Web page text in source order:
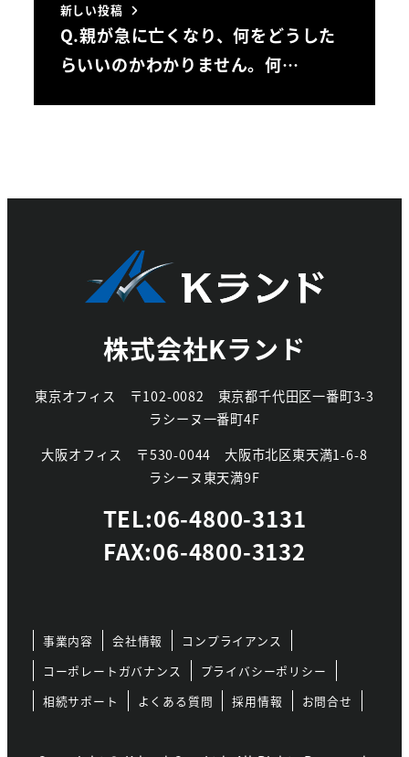
新しい投稿
Q.親が急に亡くなり、何をどうした
らいいのかわかりません。何…
株式会社Kランド
東京オフィス 〒102-0082 東京都千代田区一番町3-3
ラシーヌ一番町4F
大阪オフィス 〒530-0044 大阪市北区東天満1-6-8
ラシーヌ東天満9F
TEL:06-4800-3131
FAX:06-4800-3132
事業内容 会社情報
コンプライアンス
コーポレートガバナンス
プライバシーポリシー
相続サポート
よくある質問 採用情報 お問合せ